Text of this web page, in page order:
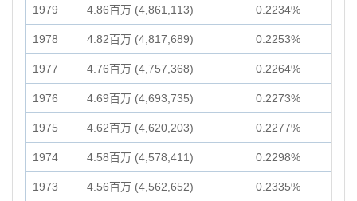
1979 4.86百万 (4,861,113) 0.2234%
1978 4.82百万 (4,817,689) 0.2253%
1977 4.76百万 (4,757,368) 0.2264%
1976 4.69百万 (4,693,735) 0.2273%
1975 4.62百万 (4,620,203) 0.2277%
1974 4.58百万 (4,578,411) 0.2298%
1973 4.56百万 (4,562,652) 0.2335%